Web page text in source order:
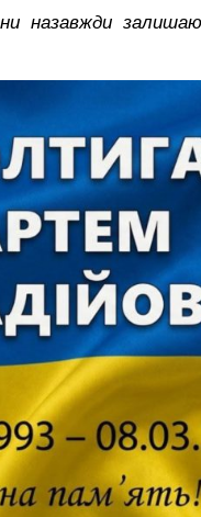
назавжди